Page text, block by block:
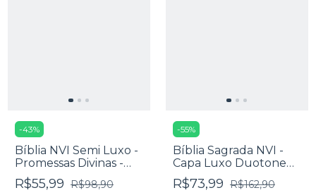
-43%
Bíblia NVI Semi Luxo -
Promessas Divinas -
Letra Grande
R$55,99 R$98,90
-55%
Bíblia Sagrada NVI -
Capa Luxo Duotone
Marrom E Azul
R$73,99 R$162,90